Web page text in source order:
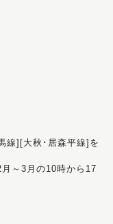
線][大秋･居森平線]を
～3月の10時から17